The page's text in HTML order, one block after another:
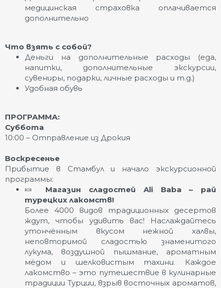
медицинская страховка оплачивается
дополнительно
Что взять с собой?
Деньги на дополнительные расходы (еда,
напитки, дополнительные экскурсии,
сувениры, подарки, личные расходы и т.д.)
Удобная обувь
ПРОГРАММА:
Суббота
10:00 – Отправление из Дрокия
Воскресенье
Прибытие в Стамбул и начало экскурсионной
программы:
🍬 Магазин сладостей Ali Baba – рай
турецких лакомств!
Более 4000 видов традиционных десертов
ждут, чтобы удивить вас! Наслаждайтесь
утончённым вкусом нежной халвы,
неповторимой сладостью знаменитого
лукума, воздушной пышмание, ароматным
мёдом и шелковистым тахини. Каждое
лакомство – это путешествие в кулинарные
традиции Турции, взрыв восточных ароматов,